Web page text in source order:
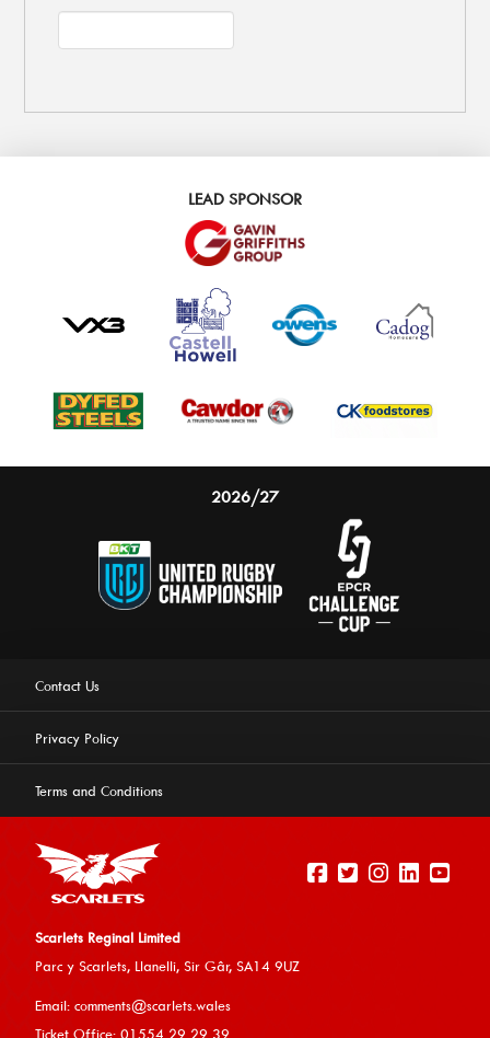
experience on our website.
LEAD SPONSOR
2026/27
Contact Us
Privacy Policy
Terms and Conditions
Scarlets Reginal Limited
Parc y Scarlets, Llanelli, Sir Gâr, SA14 9UZ
Email: comments@scarlets.wales
Ticket Office: 01554 29 29 39